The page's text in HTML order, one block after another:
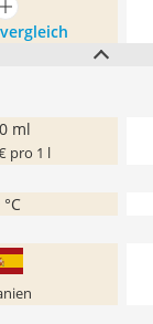
mehr anzeigen
ml
pro 1 l